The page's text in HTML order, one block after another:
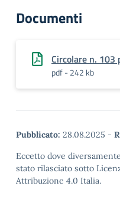
Documenti
Circolare n.
pdf - 242 kb
Pubblicato: 28.08.2025 -
Eccetto dove
stato rilasciato sotto
Attribuzione 4.0 Italia.